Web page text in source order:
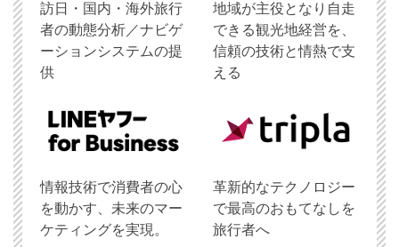
訪日・国内・海外旅行
者の動態分析／ナビゲ
ーションシステムの提
供
地域が主役となり自走
できる観光地経営を、
信頼の技術と情熱で支
える
情報技術で消費者の心
を動かす、未来のマー
ケティングを実現。
革新的なテクノロジー
で最高のおもてなしを
旅行者へ